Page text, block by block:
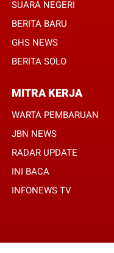
SUARA NEGERI
BERITA BARU
GHS NEWS
BERITA SOLO
MITRA KERJA
WARTA PEMBARUAN
JBN NEWS
RADAR UPDATE
INI BACA
INFONEWS TV